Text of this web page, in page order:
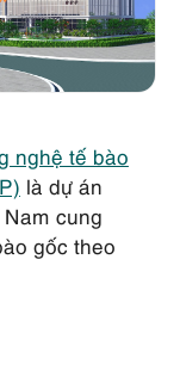
nghệ tế bào
là dự án
cung
gốc theo